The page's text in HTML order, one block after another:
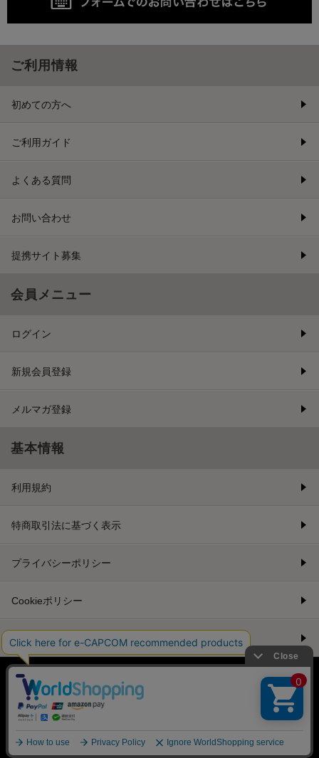
ご利用情報
初めての方へ
ご利用ガイド
よくある質問
お問い合わせ
提携サイト募集
会員メニュー
ログイン
新規会員登録
メルマガ登録
基本情報
利用規約
特商取引法に基づく表示
プライバシーポリシー
Cookieポリシー
会社情報